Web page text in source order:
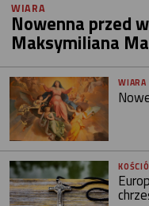
WIARA
Nowenna przed
Maksymiliana
WIARA